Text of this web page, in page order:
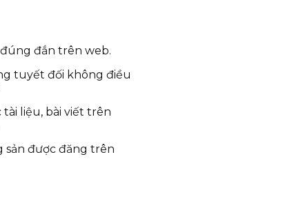
đắn trên web.
tuyết đối không điều
liệu, bài viết trên
sản được đăng trên